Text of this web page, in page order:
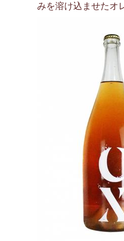
みを溶け込ませたオ